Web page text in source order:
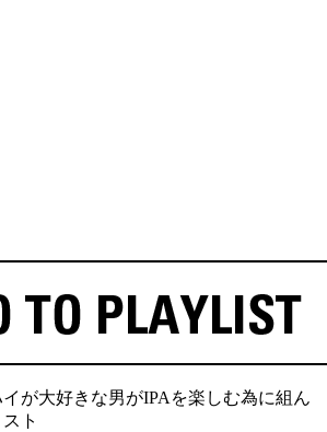
が大好きな男がIPAを楽しむ為に組ん
ト